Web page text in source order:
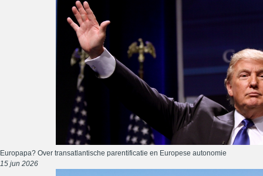
Europapa? Over transatlantische parentificatie en Europese autonomie
15 jun 2026